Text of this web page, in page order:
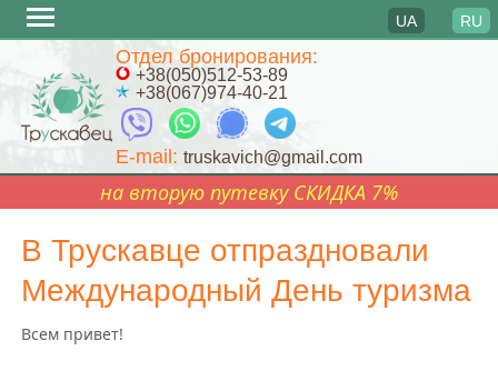
содержимому
UA RU
Отдел бронирования:
+38(050)512-53-89
+38(067)974-40-21
E-mail: truskavich@gmail.com
на вторую путевку СКИДКА 7%
В Трускавце отпраздновали
Международный День туризма
Всем привет!